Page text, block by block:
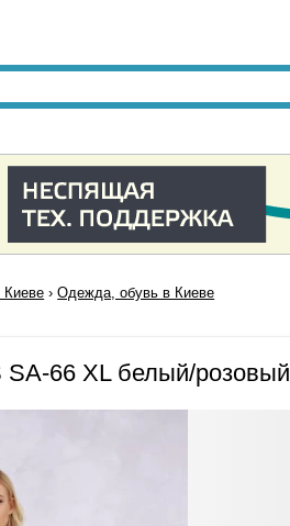
›Одежда, обувь в Киеве
66 XL белый/розовый